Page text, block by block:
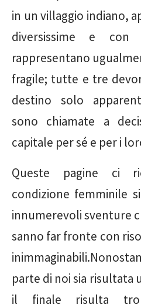
in un villaggio indiano,
diversissime e con
rappresentano
fragile; tutte e tre
destino solo
sono chiamate a
capitale per sé e per i
Queste pagine ci
condizione femminile
innumerevoli sventure
sanno far fronte con
parte di noi sia risultata
il finale risulta